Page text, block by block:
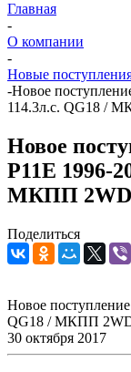
Главная
-
О компании
-
Новые
-Новое
114.3л.с. QG18 /
Новое
P11E 1996-
МКПП 2WD
Поделиться
Новое
QG18 / МКПП 2WD
30 октября 2017